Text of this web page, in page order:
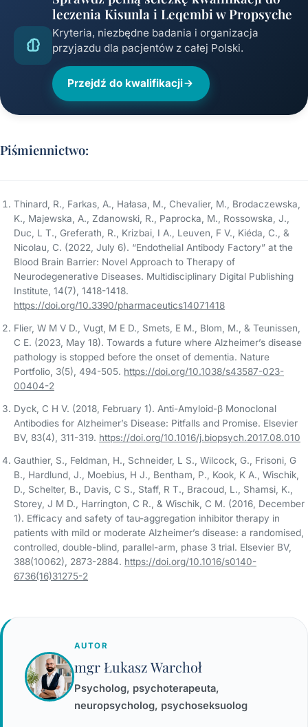
leczenia Kisunla i Leqembi w Propsyche
Kryteria, niezbędne badania i organizacja
przyjazdu dla pacjentów z całej Polski.
Przejdź do kwalifikacji
Piśmiennictwo:
Thinard, R., Farkas, A., Hałasa, M., Chevalier, M., Brodaczewska,
K., Majewska, A., Zdanowski, R., Paprocka, M., Rossowska, J.,
Duc, L T., Greferath, R., Krizbai, I A., Leuven, F V., Kiéda, C., &
Nicolau, C. (2022, July 6). “Endothelial Antibody Factory” at the
Blood Brain Barrier: Novel Approach to Therapy of
Neurodegenerative Diseases. Multidisciplinary Digital Publishing
Institute, 14(7), 1418-1418.
https://doi.org/10.3390/pharmaceutics14071418
Flier, W M V D., Vugt, M E D., Smets, E M., Blom, M., & Teunissen,
C E. (2023, May 18). Towards a future where Alzheimer’s disease
pathology is stopped before the onset of dementia. Nature
Portfolio, 3(5), 494-505. https://doi.org/10.1038/s43587-023-
00404-2
Dyck, C H V. (2018, February 1). Anti-Amyloid-β Monoclonal
Antibodies for Alzheimer’s Disease: Pitfalls and Promise. Elsevier
BV, 83(4), 311-319. https://doi.org/10.1016/j.biopsych.2017.08.010
Gauthier, S., Feldman, H., Schneider, L S., Wilcock, G., Frisoni, G
B., Hardlund, J., Moebius, H J., Bentham, P., Kook, K A., Wischik,
D., Schelter, B., Davis, C S., Staff, R T., Bracoud, L., Shamsi, K.,
Storey, J M D., Harrington, C R., & Wischik, C M. (2016, December
1). Efficacy and safety of tau-aggregation inhibitor therapy in
patients with mild or moderate Alzheimer’s disease: a randomised,
controlled, double-blind, parallel-arm, phase 3 trial. Elsevier BV,
388(10062), 2873-2884. https://doi.org/10.1016/s0140-
6736(16)31275-2
AUTOR
mgr Łukasz Warchoł
Psycholog, psychoterapeuta,
neuropsycholog, psychoseksuolog